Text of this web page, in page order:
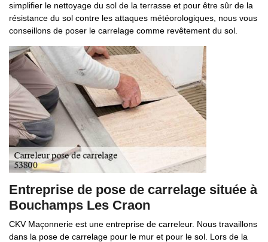
simplifier le nettoyage du sol de la terrasse et pour être sûr de la
résistance du sol contre les attaques météorologiques, nous vous
conseillons de poser le carrelage comme revêtement du sol.
Entreprise de pose de carrelage située à
Bouchamps Les Craon
CKV Maçonnerie est une entreprise de carreleur. Nous travaillons
dans la pose de carrelage pour le mur et pour le sol. Lors de la